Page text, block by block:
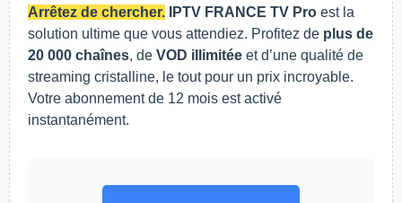
Arrêtez de chercher. IPTV FRANCE TV Pro est la
solution ultime que vous attendiez. Profitez de plus de
20 000 chaînes, de VOD illimitée et d’une qualité de
streaming cristalline, le tout pour un prix incroyable.
Votre abonnement de 12 mois est activé
instantanément.